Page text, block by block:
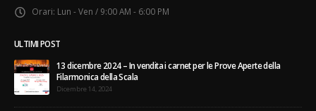
Orchestra Nazionale
Un evento di Natale per
Aragorn
Aprile 1, 2026
Orari: Lun - Ven / 9:00 AM - 6:00 PM
ULTIMI POST
13 dicembre 2024 – In vendita i carnet per le Prove Aperte della
Filarmonica della Scala
Dicembre 14, 2024